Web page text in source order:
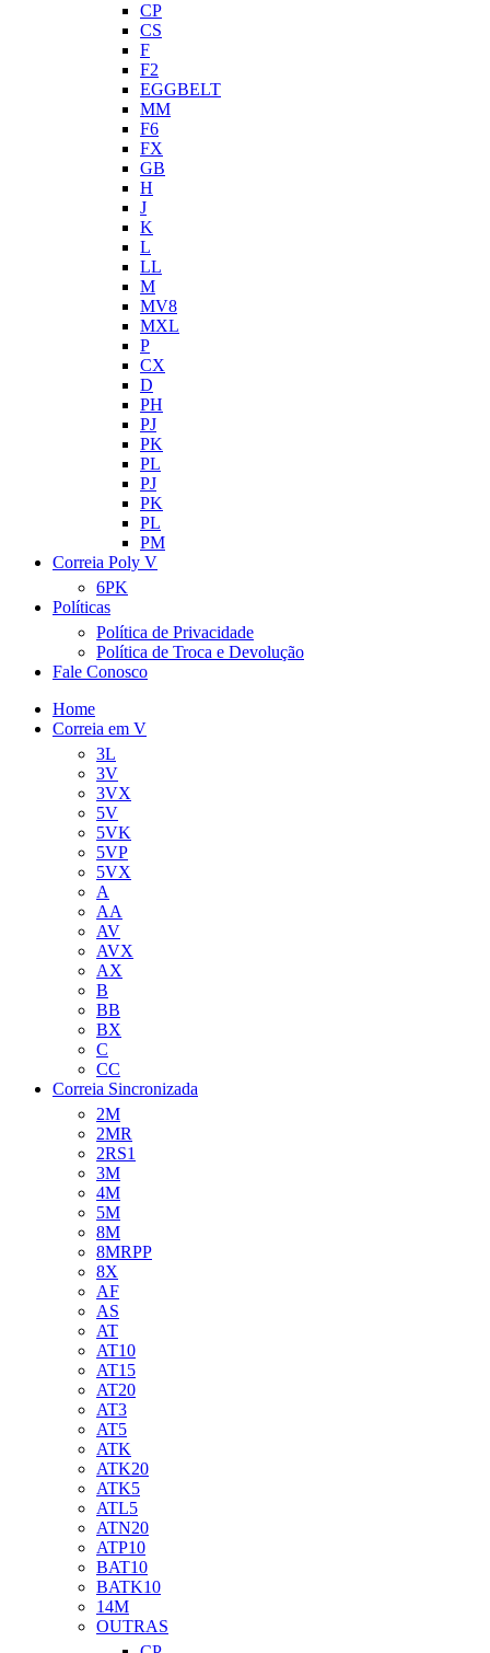
CP
CS
F
F2
EGGBELT
MM
F6
FX
GB
H
J
K
L
LL
M
MV8
MXL
P
CX
D
PH
PJ
PK
PL
PJ
PK
PL
PM
Correia Poly V
6PK
Políticas
Política de Privacidade
Política de Troca e Devolução
Fale Conosco
Home
Correia em V
3L
3V
3VX
5V
5VK
5VP
5VX
A
AA
AV
AVX
AX
B
BB
BX
C
CC
Correia Sincronizada
2M
2MR
2RS1
3M
4M
5M
8M
8MRPP
8X
AF
AS
AT
AT10
AT15
AT20
AT3
AT5
ATK
ATK20
ATK5
ATL5
ATN20
ATP10
BAT10
BATK10
14M
OUTRAS